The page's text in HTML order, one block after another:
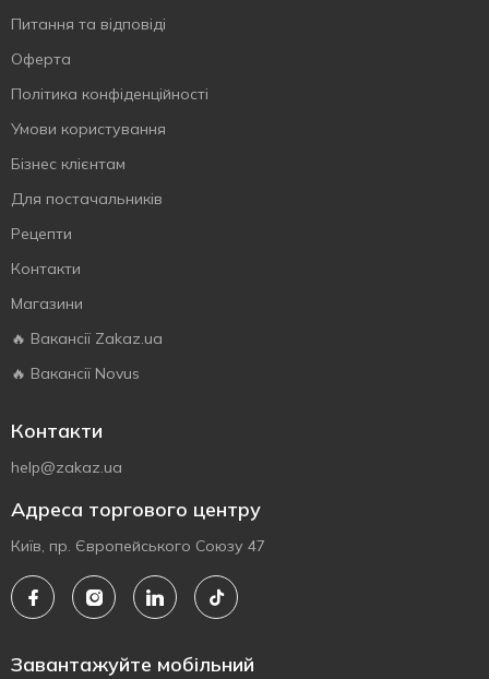
Питання та відповіді
Оферта
Політика конфіденційності
Умови користування
Бізнес клієнтам
Для постачальників
Рецепти
Контакти
Магазини
🔥 Вакансії Zakaz.ua
🔥 Вакансії Novus
Контакти
help@zakaz.ua
Адреса торгового центру
Київ, пр. Європейського Союзу 47
Завантажуйте мобільний